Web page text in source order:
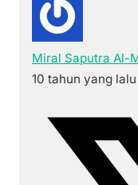
Miral Saputra Al-
10 tahun yang lalu